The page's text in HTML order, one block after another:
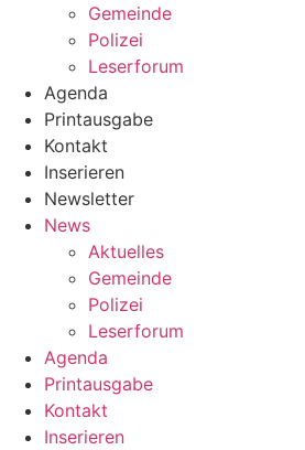
Gemeinde
Polizei
Leserforum
Agenda
Printausgabe
Kontakt
Inserieren
Newsletter
News
Aktuelles
Gemeinde
Polizei
Leserforum
Agenda
Printausgabe
Kontakt
Inserieren